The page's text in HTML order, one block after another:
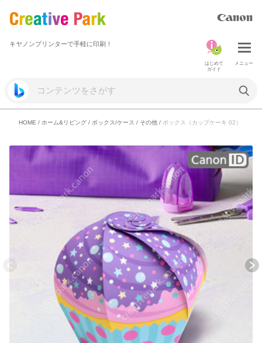
キヤノンプリンターで手軽に印刷！
メニュー
はじめて
ガイド
HOME / ホーム&リビング / ボックス/ケース / その他 / ボックス（カップケーキ 02）